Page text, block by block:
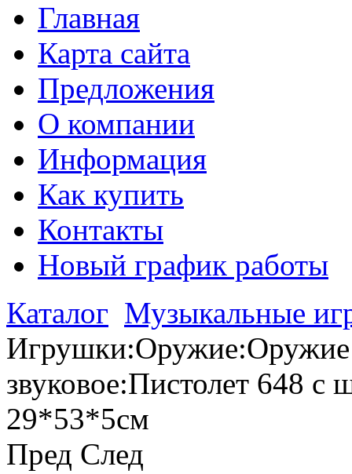
Главная
Карта сайта
Предложения
О компании
Информация
Как купить
Контакты
Новый график работы
Каталог Музыкальные
Игрушки:Оружие:Оружие
звуковое:Пистолет 648 с
29*53*5см
Пред След